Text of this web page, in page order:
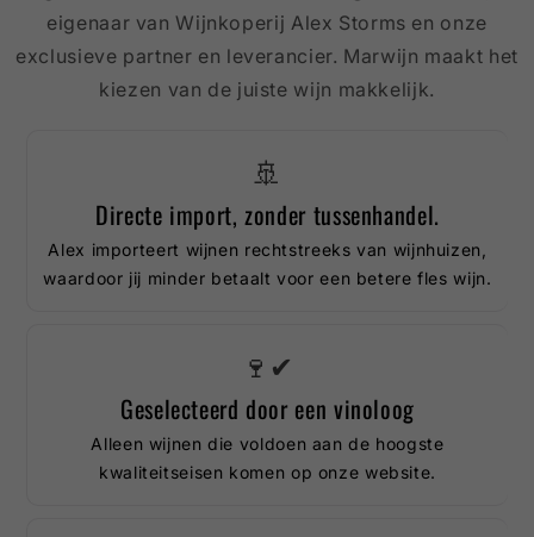
eigenaar van Wijnkoperij Alex Storms en onze
exclusieve partner en leverancier. Marwijn maakt het
kiezen van de juiste wijn makkelijk.
🚢
Directe import, zonder tussenhandel.
Alex importeert wijnen rechtstreeks van wijnhuizen,
waardoor jij minder betaalt voor een betere fles wijn.
🍷✔
Geselecteerd door een vinoloog
Alleen wijnen die voldoen aan de hoogste
kwaliteitseisen komen op onze website.